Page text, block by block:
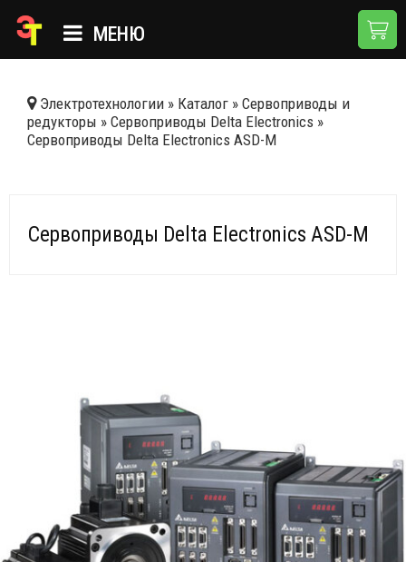
МЕНЮ
КАТАЛОГ
НОВОСТИ
Электротехнологии » Каталог » Сервоприводы и
редукторы » Сервоприводы Delta Electronics »
Сервоприводы Delta Electronics ASD-M
Сервоприводы Delta Electronics ASD-M